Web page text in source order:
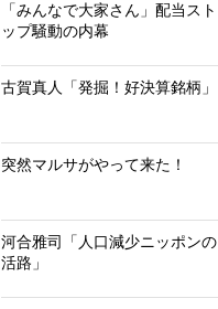
「みんなで大家さん」配当スト
ップ騒動の内幕
古賀真人「発掘！好決算銘柄」
突然マルサがやって来た！
河合雅司「人口減少ニッポンの
活路」